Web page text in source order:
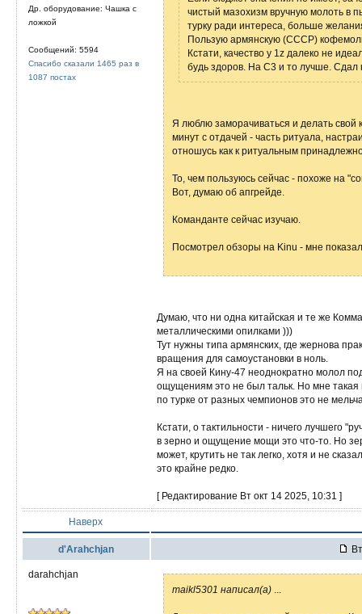
Др. оборудование: Чашка с
ложкой
Сообщений: 5594
Спасибо сказали 1465 раз в
1087 постах
чистый мазохизм вручную молоть в
турку ради интереса, больше
Пользую армянскую (СССР)
Кстати, качество у 1z далеко не
будь здоров. На C3 и то лучше. Сдал
Я люблю заморачиваться и делать
минут с отдачей - часть ритуала,
отношусь как к ритуальным
То, чем пользуюсь сейчас - похоже на
Вот, думаю об апгрейде.
Команданте сейчас изучаю.
Посмотрел обзоры на Kinu - мне
Думаю, что ни одна китайская и те же
металлическими опилками )))
Тут нужны типа армянских, где жернова
вращения для самоустановки в ноль.
Я на своей Кину-47 неоднократно молол
ощущениям это не был тальк. Но мне
по турке от разных чемпионов это не
Кстати, о тактильности - ничего лучшего
в зерно и ощущение мощи это что-то. Но
может, крутить не так легко, хотя и не
это крайне редко.
[ Редактирование Вт окт 14 2025, 10:31 ]
Наверх
d'Arahchjan
darahchjan
maikl5301 написал(а)